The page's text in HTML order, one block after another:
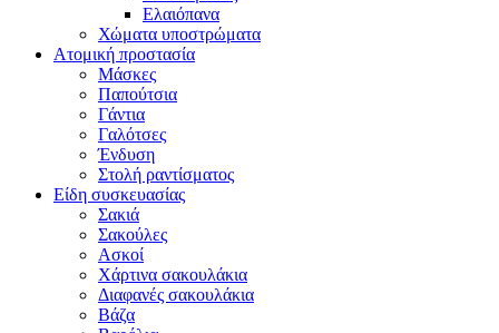
Ελαιόπανα
Χώματα υποστρώματα
Ατομική προστασία
Μάσκες
Παπούτσια
Γάντια
Γαλότσες
Ένδυση
Στολή ραντίσματος
Είδη συσκευασίας
Σακιά
Σακούλες
Ασκοί
Χάρτινα σακουλάκια
Διαφανές σακουλάκια
Βάζα